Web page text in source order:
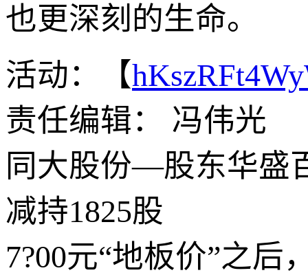
也更深刻的生命。
活动：【
责任编辑： 冯伟光
同大股份—股东华盛
减持1825股
7?00元“地板价”之